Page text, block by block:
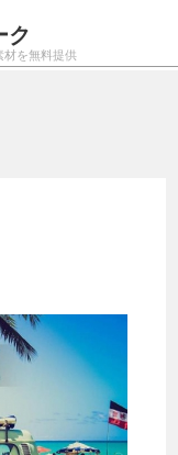
ク
材を無料提供